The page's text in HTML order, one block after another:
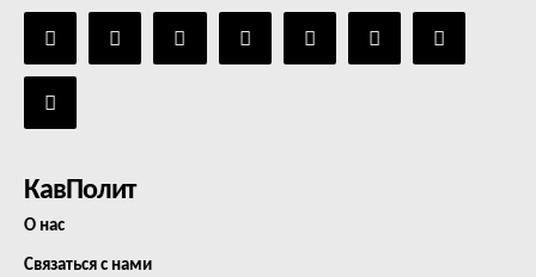
КавПолит
О нас
Связаться с нами